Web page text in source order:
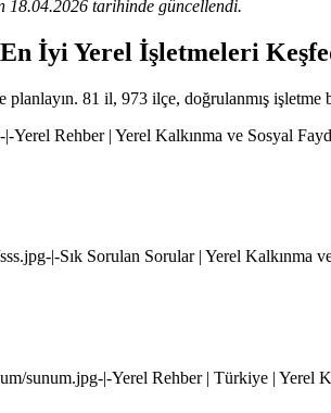
18.04.2026 tarihinde güncellendi.
İyi Yerel İşletmeleri
81 il, 973 ilçe, doğrulanmış işletme
Rehber | Yerel Kalkınma ve Sosyal
|-Sık Sorulan Sorular | Yerel Kalkınma
sunum.jpg-|-Yerel Rehber | Türkiye | Yerel